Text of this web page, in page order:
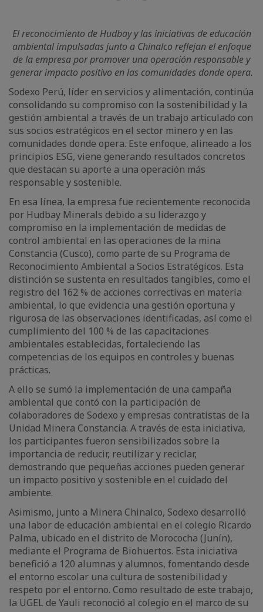
El reconocimiento de Hudbay y las iniciativas de educación
ambiental impulsadas junto a Chinalco reflejan el enfoque
de la empresa por promover una operación responsable y
generar impacto positivo en las comunidades donde opera.
Sodexo Perú, líder en servicios y alimentación, continúa
consolidando su compromiso con la sostenibilidad y la
gestión ambiental a través de un trabajo articulado con
sus socios estratégicos en el sector minero y en las
comunidades donde opera. Este enfoque, alineado a los
principios ESG, viene generando resultados concretos
que destacan su aporte a una operación más
responsable y sostenible.
En esa línea, la empresa fue recientemente reconocida
por Hudbay Minerals debido a su liderazgo y
compromiso en la implementación de medidas de
control ambiental en las operaciones de la mina
Constancia (Cusco), como parte de su Programa de
Reconocimiento Ambiental a Socios Estratégicos. Esta
distinción se sustenta en resultados tangibles, como el
registro del 162 % de acciones correctivas en materia
ambiental, lo que evidencia una gestión oportuna y
rigurosa de las observaciones identificadas, así como el
cumplimiento del 100 % de las capacitaciones
ambientales establecidas, fortaleciendo las
competencias de los equipos en controles y buenas
prácticas.
A ello se sumó la implementación de una campaña
ambiental que contó con la participación de
colaboradores de Sodexo y empresas contratistas de la
Unidad Minera Constancia. A través de esta iniciativa,
los participantes fueron sensibilizados sobre la
importancia de reducir, reutilizar y reciclar,
demostrando que pequeñas acciones pueden generar
un impacto positivo y sostenible en el cuidado del
ambiente.
Asimismo, junto a Minera Chinalco, Sodexo desarrolló
una labor de educación ambiental en el colegio Ricardo
Palma, ubicado en el distrito de Morococha (Junín),
mediante el Programa de Biohuertos. Esta iniciativa
benefició a 120 alumnas y alumnos, fomentando desde
el entorno escolar una cultura de sostenibilidad y
respeto por el entorno. Como resultado de este trabajo,
la UGEL de Yauli reconoció al colegio en el marco de su